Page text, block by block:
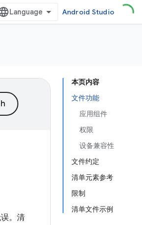
Android Studio
本页内容
文件功能
应用组件
权限
设备兼容性
文件约定
清单元素参考
限制
清单文件示例
。 清